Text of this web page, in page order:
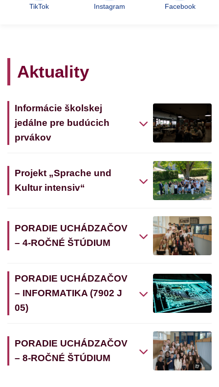
TikTok Instagram Facebook
Aktuality
Informácie školskej
jedálne pre budúcich
prvákov
Projekt „Sprache und
Kultur intensiv“
PORADIE UCHÁDZAČOV
– 4-ROČNÉ ŠTÚDIUM
PORADIE UCHÁDZAČOV
– INFORMATIKA (7902 J
05)
PORADIE UCHÁDZAČOV
– 8-ROČNÉ ŠTÚDIUM